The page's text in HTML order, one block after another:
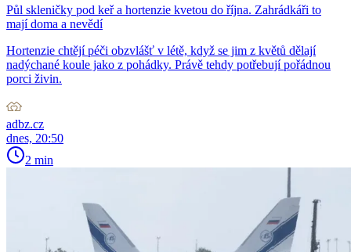
Půl skleničky pod keř a hortenzie kvetou do října. Zahrádkáři to
mají doma a nevědí
Hortenzie chtějí péči obzvlášť v létě, když se jim z květů dělají
nadýchané koule jako z pohádky. Právě tehdy potřebují pořádnou
porci živin.
adbz.cz
dnes, 20:50
2 min